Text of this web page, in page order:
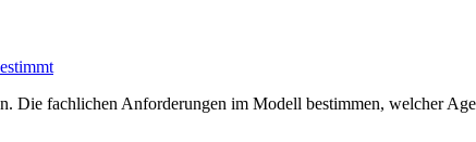
Die fachlichen Anforderungen im Modell bestimmen, welcher